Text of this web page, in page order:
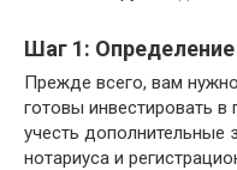
Шаг 1:
Прежде всего, вам
готовы инвестировать в
учесть дополнительные
нотариуса и